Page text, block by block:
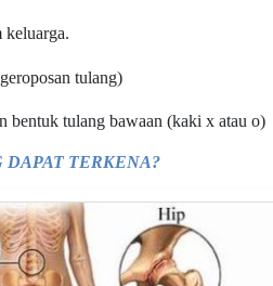
tulang)
bentuk tulang bawaan (kaki x atau o)
DAPAT TERKENA?